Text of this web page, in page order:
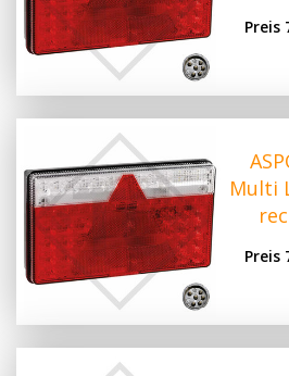
Preis
Multi
Preis